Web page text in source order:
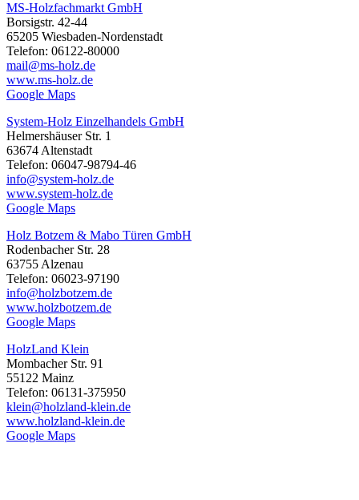
MS-Holzfachmarkt GmbH
Borsigstr. 42-44
65205 Wiesbaden-Nordenstadt
Telefon: 06122-80000
mail@ms-holz.de
www.ms-holz.de
Google Maps
System-Holz Einzelhandels GmbH
Helmershäuser Str. 1
63674 Altenstadt
Telefon: 06047-98794-46
info@system-holz.de
www.system-holz.de
Google Maps
Holz Botzem & Mabo Türen GmbH
Rodenbacher Str. 28
63755 Alzenau
Telefon: 06023-97190
info@holzbotzem.de
www.holzbotzem.de
Google Maps
HolzLand Klein
Mombacher Str. 91
55122 Mainz
Telefon: 06131-375950
klein@holzland-klein.de
www.holzland-klein.de
Google Maps